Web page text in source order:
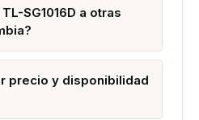
SG1016D a otras
precio y disponibilidad